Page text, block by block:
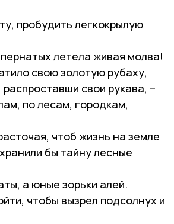
пробудить легкокрылую
летела живая молва!
свою золотую рубаху,
свои рукава, –
по лесам, городкам,
чтоб жизнь на земле
бы тайну лесные
а юные зорьки алей.
чтобы вызрел подсолнух и